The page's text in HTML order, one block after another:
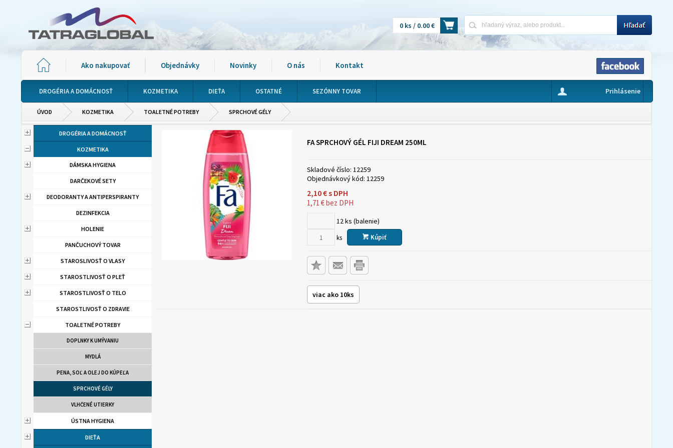
0 ks / 0.00 €
Ako nakupovať Objednávky Novinky O nás Kontakt
DROGÉRIA A DOMÁCNOSŤ KOZMETIKA DIEŤA OSTATNÉ SEZÓNNY TOVAR Prihlásenie
ÚVOD KOZMETIKA TOALETNÉ POTREBY SPRCHOVÉ GÉLY
DROGÉRIA A DOMÁCNOSŤ
KOZMETIKA
DÁMSKA HYGIENA
DARČEKOVÉ SETY
DEODORANTY A ANTIPERSPIRANTY
DEZINFEKCIA
HOLENIE
PANČUCHOVÝ TOVAR
STAROSLIVOSŤ O VLASY
STAROSTLIVOSŤ O PLEŤ
STAROSTLIVOSŤ O TELO
STAROSTLIVOSŤ O ZDRAVIE
TOALETNÉ POTREBY
DOPLNKY K UMÝVANIU
MYDLÁ
PENA, SOĽ A OLEJ DO KÚPEĽA
SPRCHOVÉ GÉLY
VLHČENÉ UTIERKY
ÚSTNA HYGIENA
DIEŤA
FA SPRCHOVÝ GÉL FIJI DREAM 250ML
Skladové číslo: 12259
Objednávkový kód: 12259
2,10€s DPH
1,71 €bez DPH
12 ks (balenie)
ks Kúpiť
viac ako 10ks